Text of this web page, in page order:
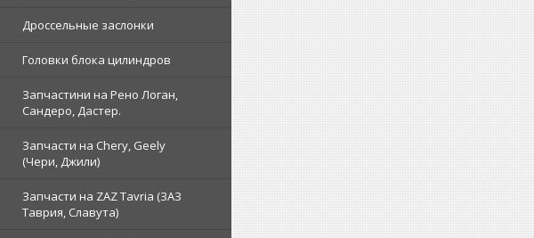
Дроссельные заслонки
Головки блока цилиндров
Запчастини на Рено Логан,
Сандеро, Дастер.
Запчасти на Chery, Geely
(Чери, Джили)
Запчасти на ZAZ Tavria (ЗАЗ
Таврия, Славута)